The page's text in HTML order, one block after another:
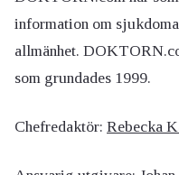
information om
allmänhet.
som grundades 1999.
Chefredaktör: Rebecka